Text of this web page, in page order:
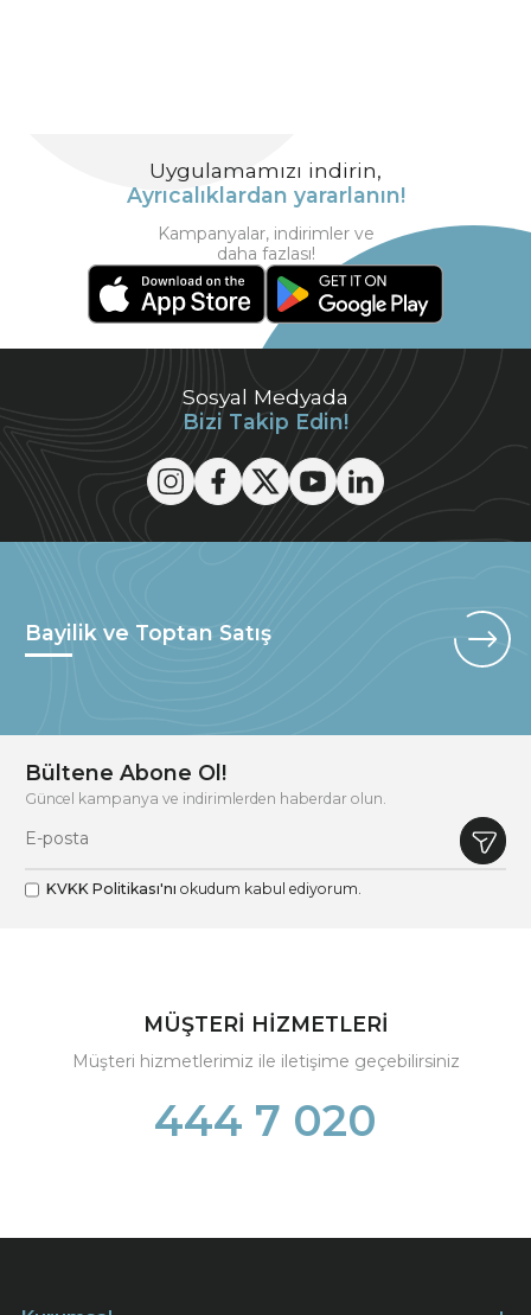
Sosyal Medyada
Bizi Takip Edin!
Uygulamamızı indirin,
Ayrıcalıklardan yararlanın!
Kampanyalar, indirimler ve
daha fazlası!
Bayilik ve Toptan Satış
Bültene Abone Ol!
Güncel kampanya ve indirimlerden haberdar olun.
KVKK Politikası'nı okudum kabul ediyorum.
MÜŞTERİ HİZMETLERİ
Müşteri hizmetlerimiz ile iletişime geçebilirsiniz
444 7 020